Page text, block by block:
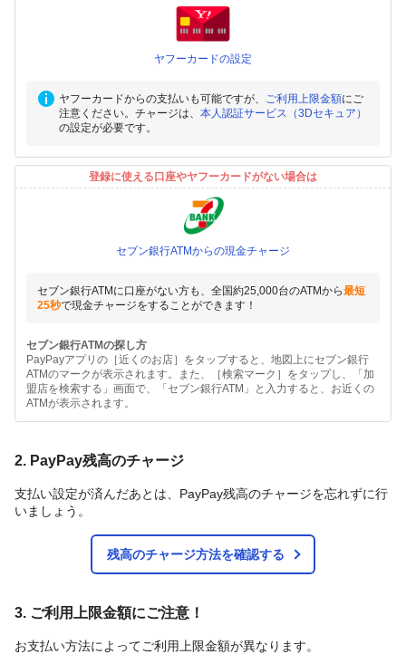
ヤフーカードの設定
ヤフーカードからの支払いも可能ですが、 ご利用上限金額にご
注意ください。チャージは、 本人認証サービス（3Dセキュア）
の設定が必要です。
登録に使える口座やヤフーカードがない場合は
セブン銀行ATMからの現金チャージ
セブン銀行ATMに口座がない方も、全国約25,000台のATMから最短
25秒で現金チャージをすることができます！
セブン銀行ATMの探し方
PayPayアプリの［近くのお店］をタップすると、地図上にセブン銀行
ATMのマークが表示されます。また、［検索マーク］をタップし、「加
盟店を検索する」画面で、「セブン銀行ATM」と入力すると、お近くの
ATMが表示されます。
2. PayPay残高のチャージ
支払い設定が済んだあとは、PayPay残高のチャージを忘れずに行
いましょう。
残高のチャージ方法を確認する
3. ご利用上限金額にご注意！
お支払い方法によってご利用上限金額が異なります。